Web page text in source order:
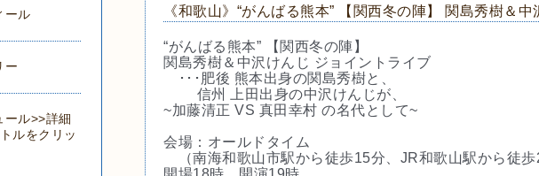
《和歌山》“がんばる熊本” 【関西冬の陣】 関島秀樹＆
“がんばる熊本” 【関西冬の陣】
関島秀樹＆中沢けんじ ジョイントライブ
･･･肥後 熊本出身の関島秀樹と、
信州 上田出身の中沢けんじが、
~加藤清正 VS 真田幸村 の名代として~
会場：オールドタイム
（南海和歌山市駅から徒歩15分、JR和歌山駅から徒歩
ール
ー
ール>>詳細
ルをクリッ